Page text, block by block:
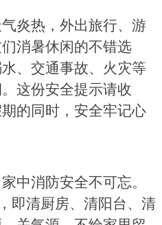
炎热，外出旅行、游
消暑休闲的不错选
、交通事故、火灾等
这份安全提示请收
的同时，安全牢记心
中消防安全不可忘。
即清厨房、清阳台、清